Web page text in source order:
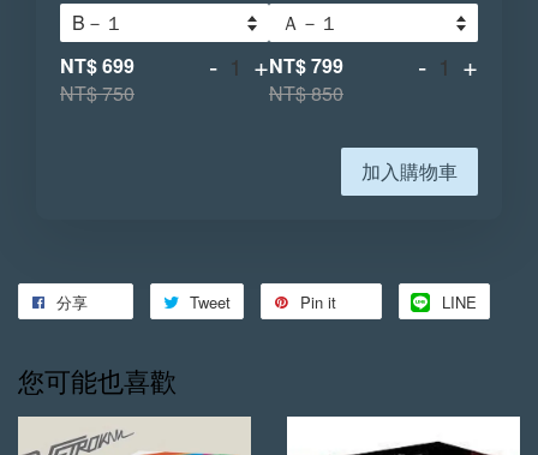
NT$ 699
NT$ 750
- +NT$ 799
NT$ 850
- +
加入購物車
分享 Tweet Pin it LINE
您可能也喜歡